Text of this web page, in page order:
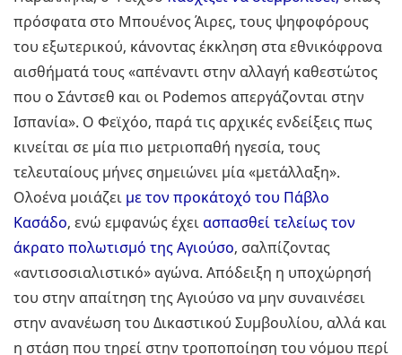
πρόσφατα στο Μπουένος Άιρες, τους ψηφοφόρους
του εξωτερικού, κάνοντας έκκληση στα εθνικόφρονα
αισθήματά τους «απέναντι στην αλλαγή καθεστώτος
που ο Σάντσεθ και οι Podemos απεργάζονται στην
Ισπανία». Ο Φεϊχόο, παρά τις αρχικές ενδείξεις πως
κινείται σε μία πιο μετριοπαθή ηγεσία, τους
τελευταίους μήνες σημειώνει μία «μετάλλαξη».
Ολοένα μοιάζει με τον προκάτοχό του Πάβλο
Κασάδο, ενώ εμφανώς έχει ασπασθεί τελείως τον
άκρατο πολωτισμό της Αγιούσο, σαλπίζοντας
«αντισοσιαλιστικό» αγώνα. Απόδειξη η υποχώρησή
του στην απαίτηση της Αγιούσο να μην συναινέσει
στην ανανέωση του Δικαστικού Συμβουλίου, αλλά και
η στάση που τηρεί στην τροποποίηση του νόμου περί